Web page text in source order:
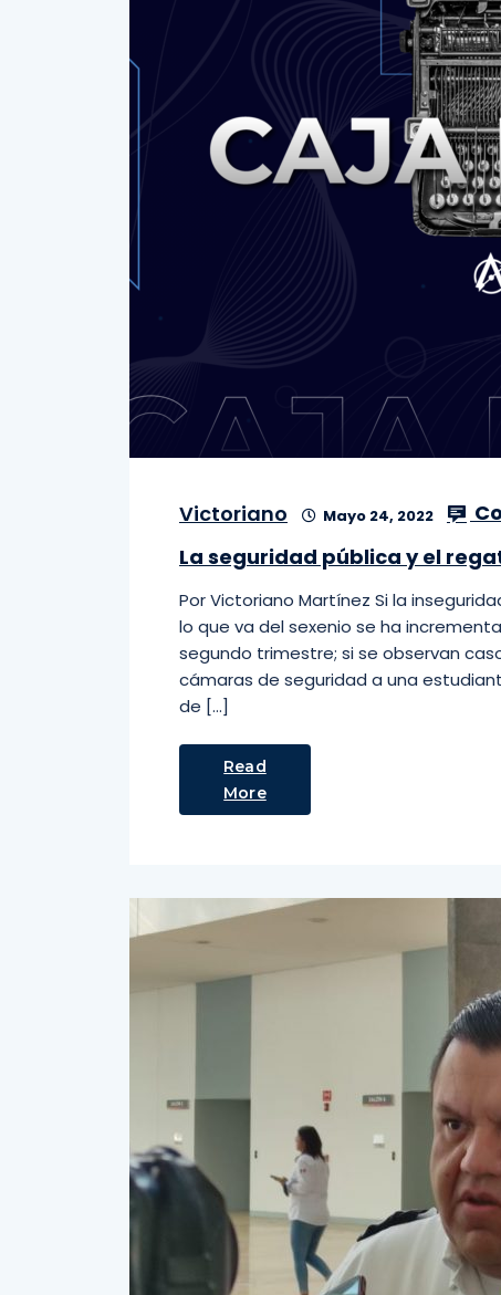
Victoriano Mayo 24, 2022
La seguridad pública y el
Por Victoriano Martínez Si la
lo que va del sexenio se ha
segundo trimestre; si se observan
cámaras de seguridad a una
de […]
Read
More